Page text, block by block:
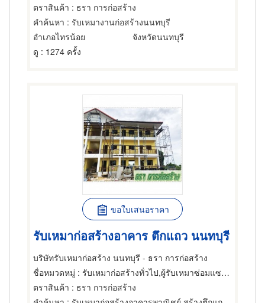
ตราสินค้า : ธรา การก่อสร้าง
คำค้นหา : รับเหมางานก่อสร้างนนทบุรี
อำเภอไทรน้อย
จังหวัดนนทบุรี
ดู : 1274 ครั้ง
ขอใบเสนอราคา
รับเหมาก่อสร้างอาคาร ตึกแถว นนทบุรี
บริษัทรับเหมาก่อสร้าง นนทบุรี - ธรา การก่อสร้าง
ชื่อหมวดหมู่ : รับเหมาก่อสร้างทั่วไป,ผู้รับเหมาซ่อมแซมและต่อเติมบ้าน,รับสร้างบ้านทรงไทย
ตราสินค้า : ธรา การก่อสร้าง